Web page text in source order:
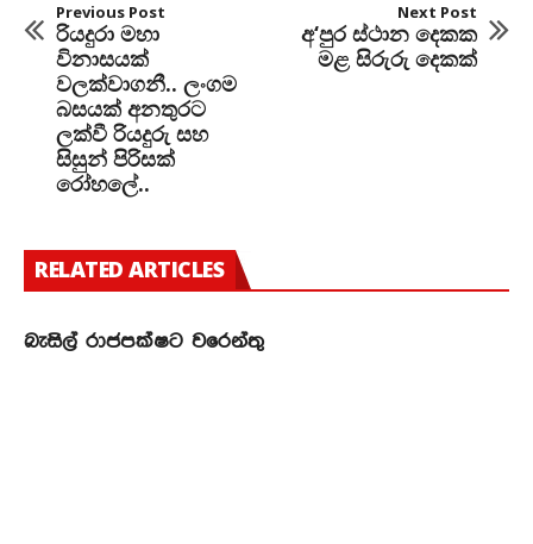
Previous Post
රියදුරා මහා
විනාසයක්
වලක්වාගනී.. ලංගම
බසයක් අනතුරට
ලක්වී රියදුරු සහ
සිසුන් පිරිසක්
රෝහලේ..
Next Post
අ‘පුර ස්ථාන දෙකක
මළ සිරුරු දෙකක්
RELATED ARTICLES
බැසිල් රාජපක්ෂට වරෙන්තු